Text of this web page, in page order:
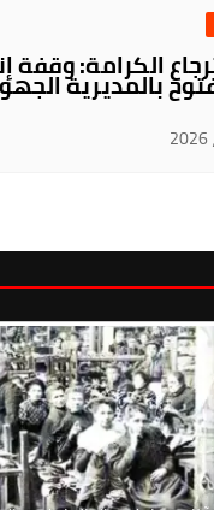
الكرامة: وقفة
بالمديرية